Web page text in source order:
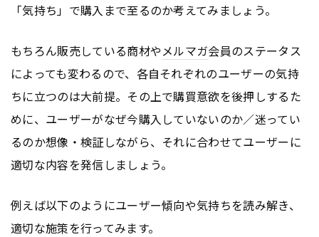
「気持ち」で購入まで至るのか考えてみましょう。
もちろん販売している商材やメルマガ会員のステータス
によっても変わるので、各自それぞれのユーザーの気持
ちに立つのは大前提。その上で購買意欲を後押しするた
めに、ユーザーがなぜ今購入していないのか／迷ってい
るのか想像・検証しながら、それに合わせてユーザーに
適切な内容を発信しましょう。
例えば以下のようにユーザー傾向や気持ちを読み解き、
適切な施策を行ってみます。